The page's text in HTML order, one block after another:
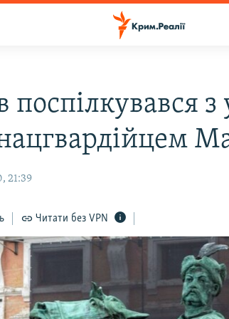
поспілкувався з
нацгвардійцем
21:39
Читати без VPN